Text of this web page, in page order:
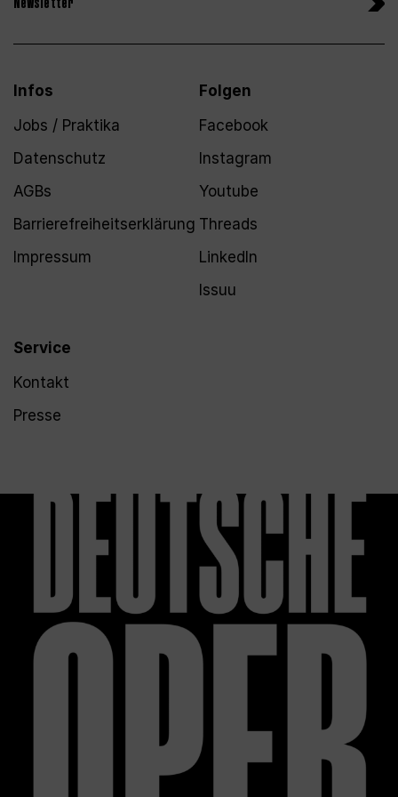
Infos
Jobs / Praktika
Datenschutz
AGBs
Barrierefreiheitserklärung
Impressum
Service
Kontakt
Presse
Folgen
Facebook
Instagram
Youtube
Threads
LinkedIn
Issuu